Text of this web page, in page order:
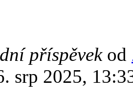
příspěvekod
srp 2025,